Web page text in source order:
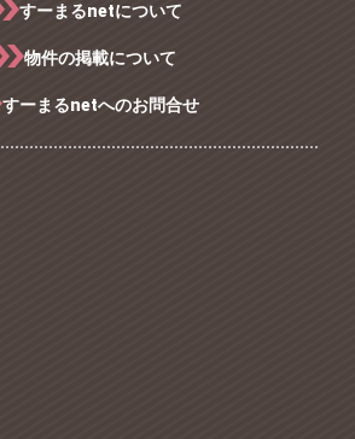
すーまるnetについて
物件の掲載について
すーまるnetへのお問合せ